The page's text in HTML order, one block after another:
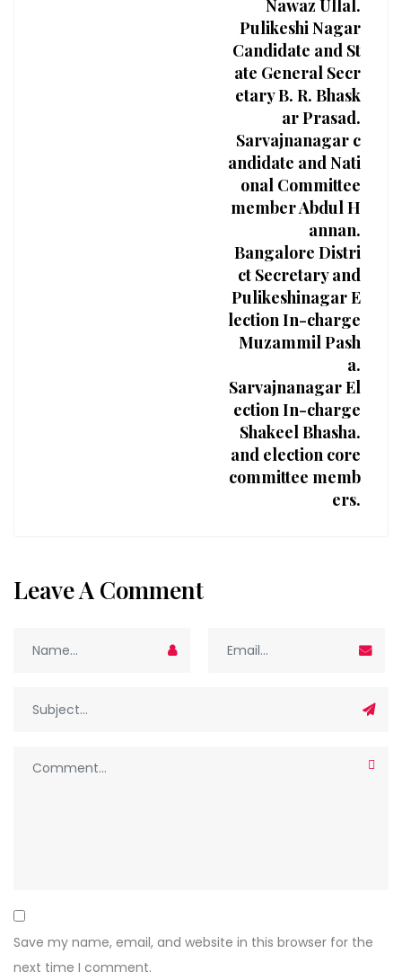
Nawaz Ullal.
Pulikeshi Nagar
Candidate and St
ate General Secr
etary B. R. Bhask
ar Prasad.
Sarvajnanagar c
andidate and Nati
onal Committee
member Abdul H
annan.
Bangalore Distri
ct Secretary and
Pulikeshinagar E
lection In-charge
Muzammil Pash
a.
Sarvajnanagar El
ection In-charge
Shakeel Bhasha.
and election core
committee memb
ers.
Leave A Comment
Save my name, email, and website in this browser for the
next time I comment.